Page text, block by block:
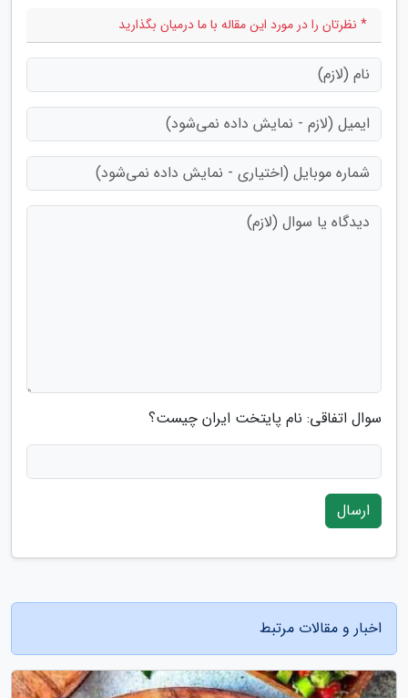
* نظرتان را در مورد این مقاله با ما درمیان بگذارید
سوال اتفاقی: نام پایتخت ایران چیست؟
ارسال
اخبار و مقالات مرتبط